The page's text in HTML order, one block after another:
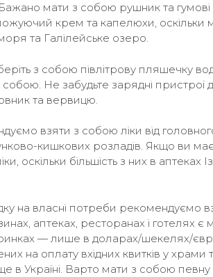
Бажано мати з собою рушник та гумові
крем та капелюхи, оскільки
та Галілейське озеро.
з собою півлітрову пляшечку
з собою. Не забудьте зарядні
та вервицю.
взяти з собою ліки від
кишкових розладів. Якщо ви
оскільки більшість з них в
на власні потреби рекомендуємо
аптеках, ресторанах і готелях
— лише в доларах/шекелях/
на оплату вхідних квитків у храми
в Україні. Варто мати з собою